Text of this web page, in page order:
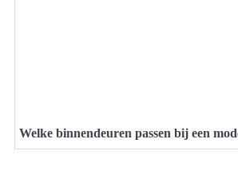
Welke binnendeuren passen bij een